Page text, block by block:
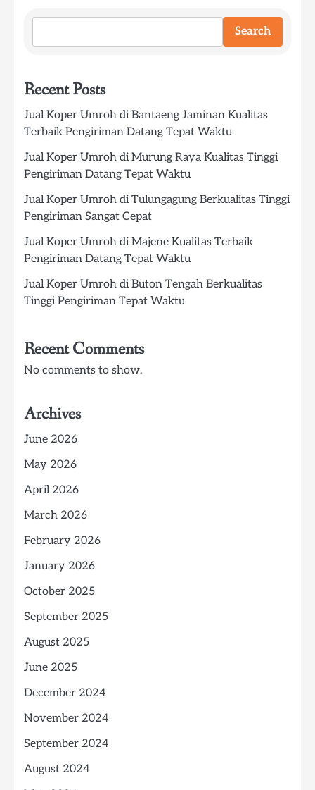
Search
Recent Posts
Jual Koper Umroh di Bantaeng Jaminan Kualitas
Terbaik Pengiriman Datang Tepat Waktu
Jual Koper Umroh di Murung Raya Kualitas Tinggi
Pengiriman Datang Tepat Waktu
Jual Koper Umroh di Tulungagung Berkualitas Tinggi
Pengiriman Sangat Cepat
Jual Koper Umroh di Majene Kualitas Terbaik
Pengiriman Datang Tepat Waktu
Jual Koper Umroh di Buton Tengah Berkualitas
Tinggi Pengiriman Tepat Waktu
Recent Comments
No comments to show.
Archives
June 2026
May 2026
April 2026
March 2026
February 2026
January 2026
October 2025
September 2025
August 2025
June 2025
December 2024
November 2024
September 2024
August 2024